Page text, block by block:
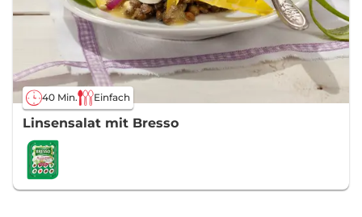
40 Min. Einfach
Linsensalat mit Bresso